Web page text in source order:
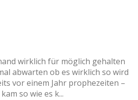
wirklich für möglich gehalten
abwarten ob es wirklich so wird
vor einem Jahr prophezeiten –
so wie es k...